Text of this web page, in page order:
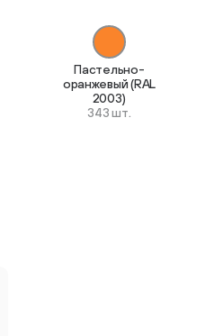
Пастельно-
оранжевый (RAL
2003)
343 шт.